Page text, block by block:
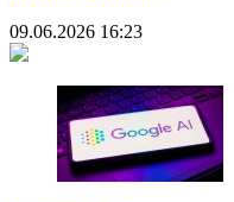
09.06.2026 16:23